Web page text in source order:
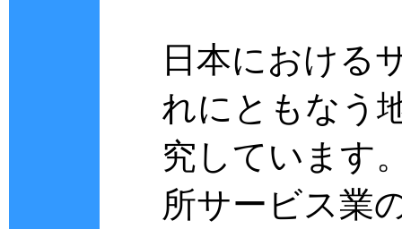
日本における
れにともなう
究しています
所サービス業